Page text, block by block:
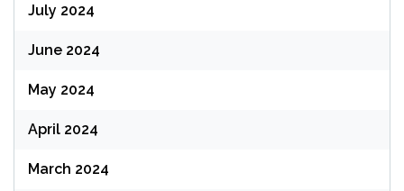
July 2024
June 2024
May 2024
April 2024
March 2024